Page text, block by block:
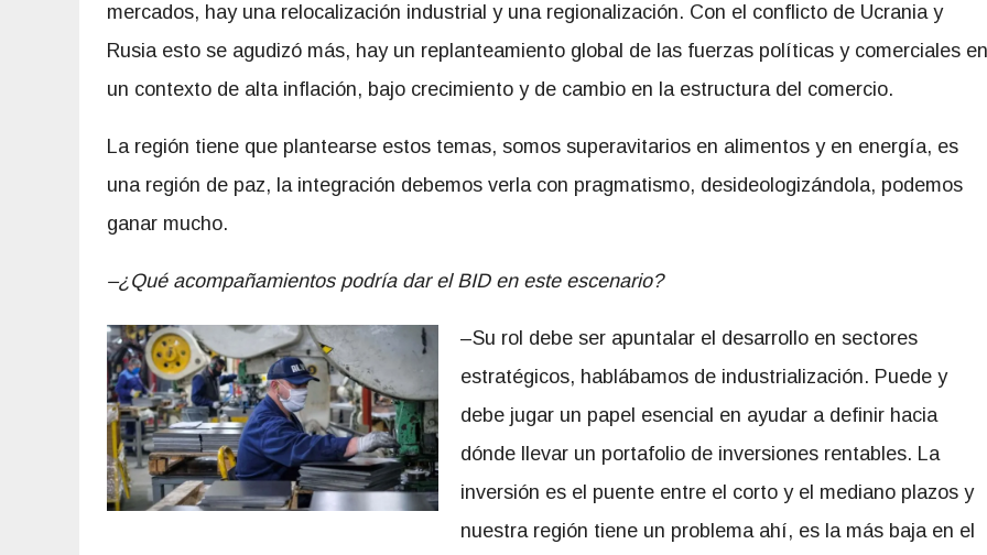
mercados, hay una relocalización industrial y una regionalización. Con el conflicto de Ucrania y
Rusia esto se agudizó más, hay un replanteamiento global de las fuerzas políticas y comerciales en
un contexto de alta inflación, bajo crecimiento y de cambio en la estructura del comercio.
La región tiene que plantearse estos temas, somos superavitarios en alimentos y en energía, es
una región de paz, la integración debemos verla con pragmatismo, desideologizándola, podemos
ganar mucho.
–¿Qué acompañamientos podría dar el BID en este escenario?
–Su rol debe ser apuntalar el desarrollo en sectores
estratégicos, hablábamos de industrialización. Puede y
debe jugar un papel esencial en ayudar a definir hacia
dónde llevar un portafolio de inversiones rentables. La
inversión es el puente entre el corto y el mediano plazos y
nuestra región tiene un problema ahí, es la más baja en el